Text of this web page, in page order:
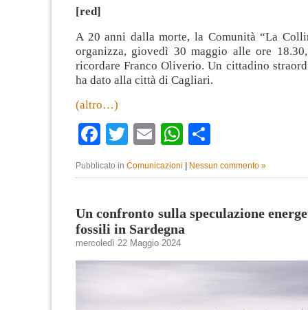
[red]
A 20 anni dalla morte, la Comunità “La
organizza, giovedì 30 maggio alle ore
ricordare Franco Oliverio. Un cittadino
ha dato alla città di Cagliari.
(altro…)
Facebook
TwitterEmailWhatsApp
Pubblicato in Comunicazioni Nessun commento »
Un confronto sulla speculazione
fossili in Sardegna
mercoledì 22 Maggio 2024